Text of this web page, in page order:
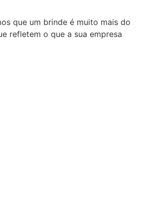
que um brinde é muito mais do
refletem o que a sua empresa